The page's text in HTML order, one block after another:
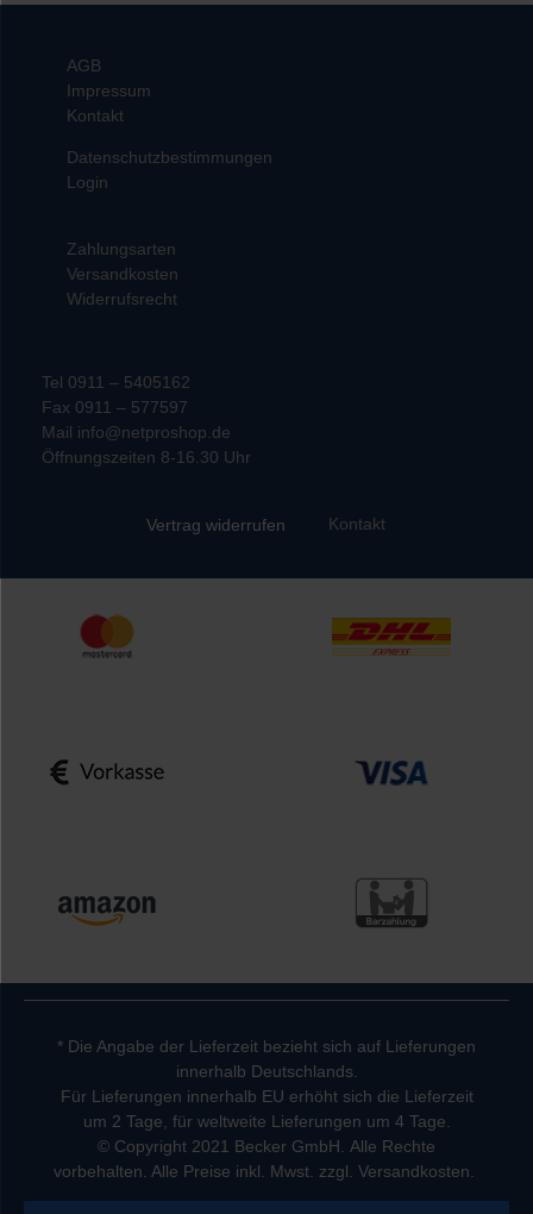
AGB
Impressum
Kontakt
Datenschutzbestimmungen
Login
Zahlungsarten
Versandkosten
Widerrufsrecht
Tel 0911 – 5405162
Fax 0911 – 577597
Mail info@netproshop.de
Öffnungszeiten 8-16.30 Uhr
Vertrag widerrufen Kontakt
* Die Angabe der Lieferzeit bezieht sich auf Lieferungen
innerhalb Deutschlands.
Für Lieferungen innerhalb EU erhöht sich die Lieferzeit
um 2 Tage, für weltweite Lieferungen um 4 Tage.
© Copyright 2021 Becker GmbH. Alle Rechte
vorbehalten. Alle Preise inkl. Mwst. zzgl. Versandkosten.